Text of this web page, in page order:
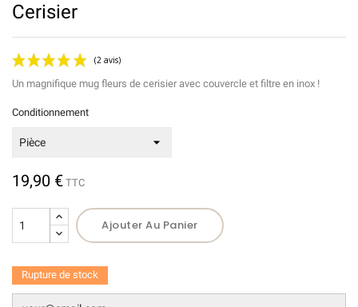
Cerisier
(2 avis)
Un magnifique mug fleurs de cerisier avec couvercle et filtre en inox !
Conditionnement
19,90 € TTC
Ajouter Au Panier
Rupture de stock